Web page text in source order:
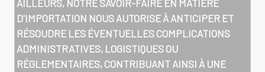
AILLEURS, NOTRE SAVOIR-FAIRE EN MATIÈRE
D'IMPORTATION NOUS AUTORISE À ANTICIPER ET
RÉSOUDRE LES ÉVENTUELLES COMPLICATIONS
ADMINISTRATIVES, LOGISTIQUES OU
RÉGLEMENTAIRES, CONTRIBUANT AINSI À UNE